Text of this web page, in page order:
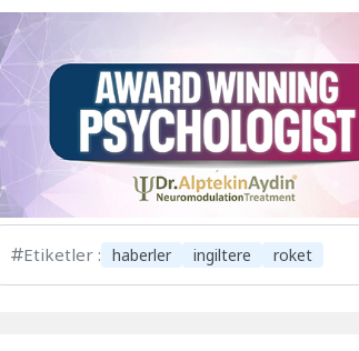
Etiketler : haberler ingiltere roket